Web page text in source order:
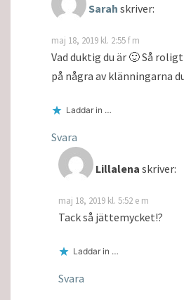
Sarah skriver:
maj 18, 2019 kl. 2:55 f m
Vad duktig du är 🙂 Så
på några av klänningarna
Laddar in …
Svara
Lillalena skriver:
maj 18, 2019 kl. 5:52 e m
Tack så jättemycket!?
Laddar in …
Svara